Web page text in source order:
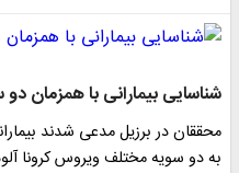
شناسایی بیمارانی با همزمان
محققان در برزیل مدعی شدند
به دو سویه مختلف ویروس کرونا